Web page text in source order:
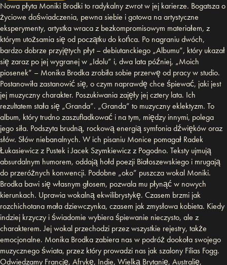
Nowa płyta Moniki Brodki to radykalny zwrot w jej karierze. Bogatsza o
życiowe doświadczenia, pewna siebie i gotowa na artystyczne
eksperymenty, artystka wraca z bezkompromisowym materiałem, z
którym utożsamia się od początku do końca. Po nagraniu dwóch,
bardzo dobrze przyjętych płyt – debiutanckiego „Albumu”, który ukazał
się zaraz po jej wygranej w „Idolu” i, dwa lata później, „Moich
piosenek” – Monika Brodka zrobiła sobie przerwę od pracy w studio.
Postanowiła zastanowić się, o czym naprawdę chce śpiewać, jaki jest
jej muzyczny charakter. Poszukiwania zajęły jej cztery lata. Ich
rezultatem stała się „Granda”. „Granda” to muzyczny eklektyzm. To
album, który trudno zaszufladkować i na tym, między innymi, polega
jego siła. Podszyta brudną, rockową energią symfonia dźwięków oraz
słów. Słów niebanalnych. W ich pisaniu Monice pomagał Radek
Łukasiewicz z Pustek i Jacek Szymkiewicz z Pogodno. Teksty ujmują
absurdalnym humorem, oddają hołd poezji Białoszewskiego i mrugają
do przeróżnych konwencji. Podobne „oko” puszcza wokal Moniki.
Brodka bawi się własnym głosem, pozwala mu płynąć w nowych
kierunkach. Uprawia wokalną ekwilibrystykę. Czasem brzmi jak
rozchichotana mała dziewczynka, czasem jak zmysłowa kobieta. Kiedy
indziej krzyczy i świadomie wybiera śpiewanie nieczysto, ale z
charakterem. Jej wokal przechodzi przez wszystkie rejestry, także
emocjonalne. Monika Brodka zabiera nas w podróż dookoła swojego
muzycznego świata, przez który prowadzi nas jak szalony Filias Fogg.
Odwiedzamy Francję, Afrykę, Indie, Wielką Brytanię, Australię,